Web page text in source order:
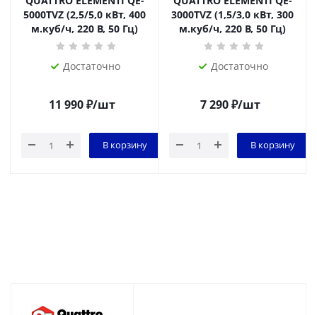
5000TVZ (2,5/5,0 кВт, 400
м.куб/ч, 220 В, 50 Гц)
Достаточно
11 990₽/шт
В корзину
3000TVZ (1,5/3,0 кВт, 300
м.куб/ч, 220 В, 50 Гц)
Достаточно
7 290₽/шт
В корзину